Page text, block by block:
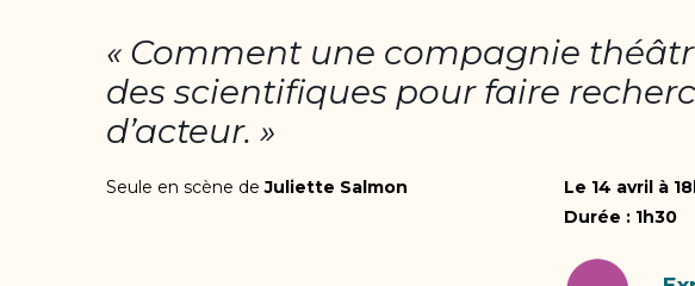
« Comment une compagnie
des scientifiques pour faire
d’acteur. »
Seule en scène de Juliette Salmon
Le 14 avril à
Durée : 1h30